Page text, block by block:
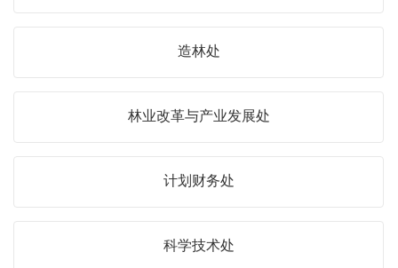
造林处
林业改革与产业发展处
计划财务处
科学技术处